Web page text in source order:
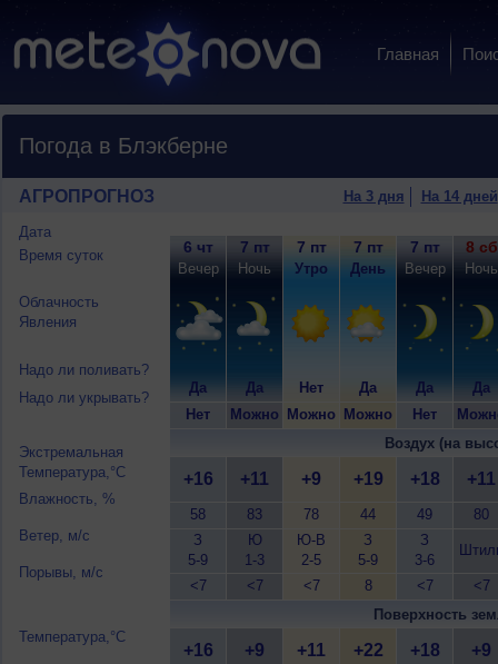
Главная
Погода в Блэкберне
АГРОПРОГНОЗ На 3 дня На 14 дней
Дата
Время суток
Облачность
Явления
Надо ли поливать?
Надо ли укрывать?
Экстремальная
Температура,°C
Влажность, %
Ветер, м/с
Порывы, м/с
Температура,°C
6 чт
Вечер
Да
Нет
7 пт
Ночь
Да
Можно
7 пт
Утро
Нет
Можно
7 пт
День
Да
Можно
7 пт
Вечер
Да
Нет
8 сб
Ночь
Да
Воздух (на
+16
58
З
5-9
<7
+11
83
Ю
1-3
<7
+9
78
Ю-В
2-5
<7
+19
44
З
5-9
8
+18
49
З
3-6
<7
+11
80
<7
Поверхность
+16 +9 +11 +22 +18 +9